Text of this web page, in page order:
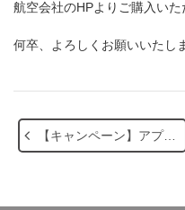
航空会社のHPよりご購入いた
何卒、よろしくお願いいたし
【キャンペーン】アプリ限定 今だけ20％ポイント大還元キャンペーン開催！